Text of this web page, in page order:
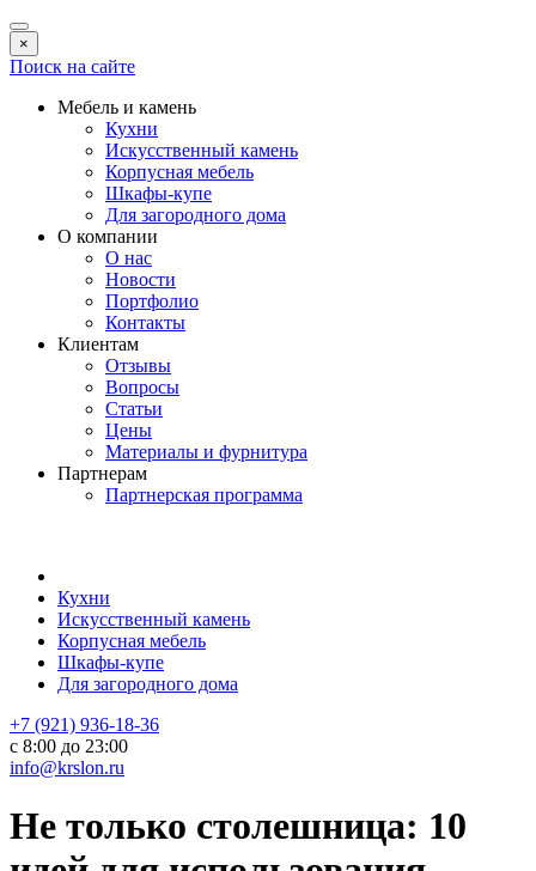
×
Поиск на сайте
Мебель и камень
Кухни
Искусственный камень
Корпусная мебель
Шкафы-купе
Для загородного дома
О компании
О нас
Новости
Портфолио
Контакты
Клиентам
Отзывы
Вопросы
Статьи
Цены
Материалы и фурнитура
Партнерам
Партнерская программа
Кухни
Искусственный камень
Корпусная мебель
Шкафы-купе
Для загородного дома
+7 (921) 936-18-36
с 8:00 до 23:00
info@krslon.ru
Не только столешница: 10